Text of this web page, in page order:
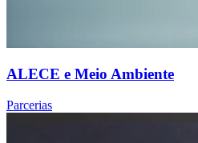
ALECE e Meio Ambiente
Parcerias